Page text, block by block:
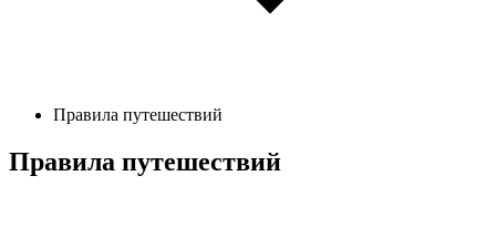
Правила путешествий
Правила путешествий